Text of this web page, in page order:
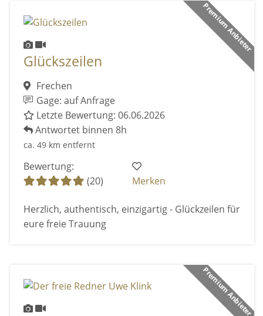
Premium Anbieter
Glückszeilen
Frechen
Gage: auf Anfrage
Letzte Bewertung: 06.06.2026
Antwortet binnen 8h
ca. 49 km entfernt
Bewertung:
(20)
Merken
Herzlich, authentisch, einzigartig - Glückzeilen für
eure freie Trauung
Premium Anbieter